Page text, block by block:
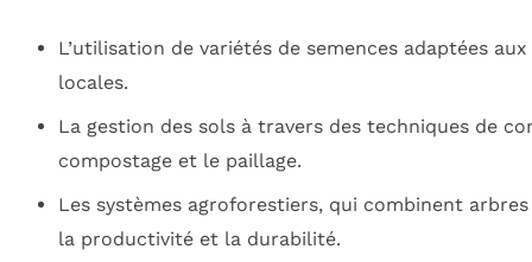
L’utilisation de variétés de semences adaptées
locales.
La gestion des sols à travers des techniques de
compostage et le paillage.
Les systèmes agroforestiers, qui combinent
la productivité et la durabilité.